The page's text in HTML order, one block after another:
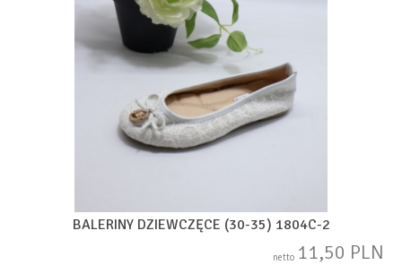
BALERINY DZIEWCZĘCE (30-35) 1804C-2
netto 11,50 PLN